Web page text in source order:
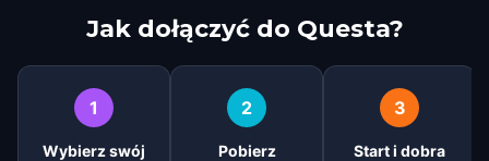
Jak dołączyć do Questa?
1
Wybierz swój
2
Pobierz
3
Start i dobra